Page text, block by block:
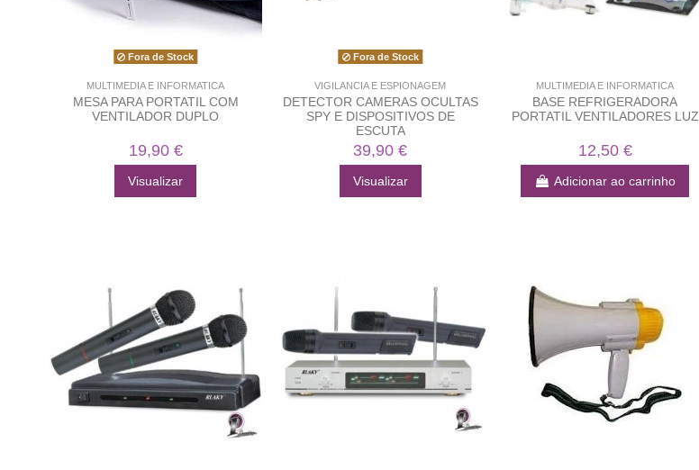
Fora de Stock
MULTIMEDIA E INFORMATICA
MESA PARA PORTATIL COM
VENTILADOR DUPLO
19,90 €
Visualizar
Fora de Stock
VIGILANCIA E ESPIONAGEM
DETECTOR CAMERAS OCULTAS
SPY E DISPOSITIVOS DE
ESCUTA
39,90 €
Visualizar
MULTIMEDIA E INFORMATICA
BASE REFRIGERADORA
PORTATIL VENTILADORES LUZ
12,50 €
Adicionar ao carrinho